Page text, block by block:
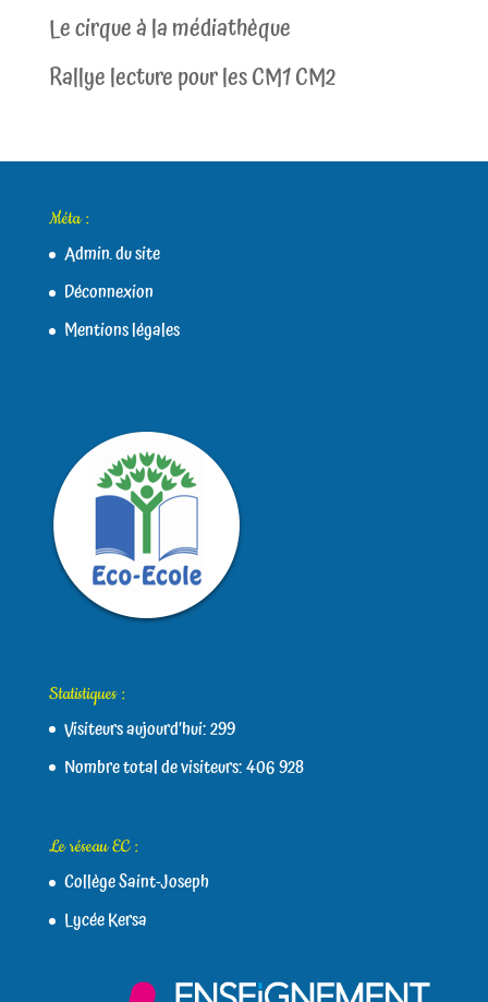
Le cirque à la médiathèque
Rallye lecture pour les CM1 CM2
Méta :
Admin. du site
Déconnexion
Mentions légales
Statistiques :
Visiteurs aujourd’hui:299
Nombre total de visiteurs:406 928
Le réseau EC :
Collège Saint-Joseph
Lycée Kersa